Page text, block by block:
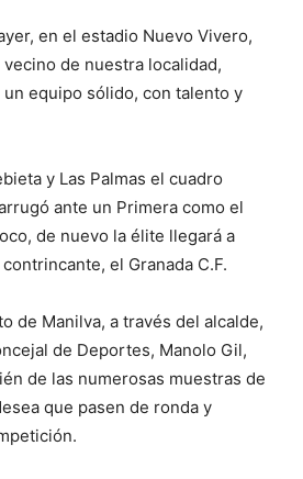
en el estadio Nuevo Vivero,
de nuestra localidad,
equipo sólido, con talento y
y Las Palmas el cuadro
ante un Primera como el
de nuevo la élite llegará a
el Granada C.F.
de Manilva, a través del alcalde,
de Deportes, Manolo Gil,
de las numerosas muestras de
que pasen de ronda y